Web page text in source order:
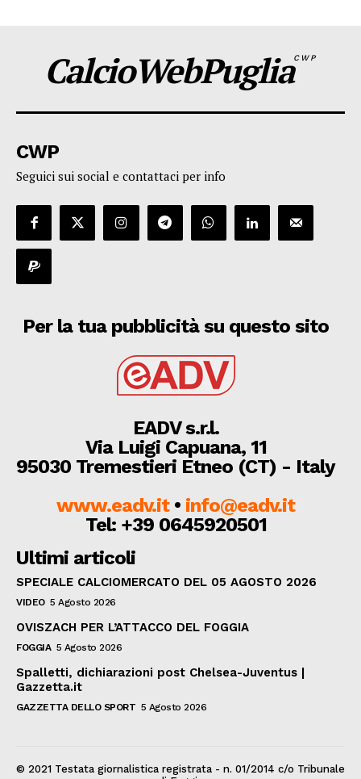
CalcioWebPugliaCWP
CWP
Seguici sui social e contattaci per info
Per la tua pubblicità su questo sito
EADV s.r.l.
Via Luigi Capuana, 11
95030 Tremestieri Etneo (CT) - Italy
www.eadv.it• info@eadv.it
Tel: +39 0645920501
Ultimi articoli
SPECIALE CALCIOMERCATO DEL 05 AGOSTO 2026
VIDEO 5 Agosto 2026
OVISZACH PER L’ATTACCO DEL FOGGIA
FOGGIA 5 Agosto 2026
Spalletti, dichiarazioni post Chelsea-Juventus |
Gazzetta.it
GAZZETTA DELLO SPORT 5 Agosto 2026
© 2021 Testata giornalistica registrata - n. 01/2014 c/o Tribunale